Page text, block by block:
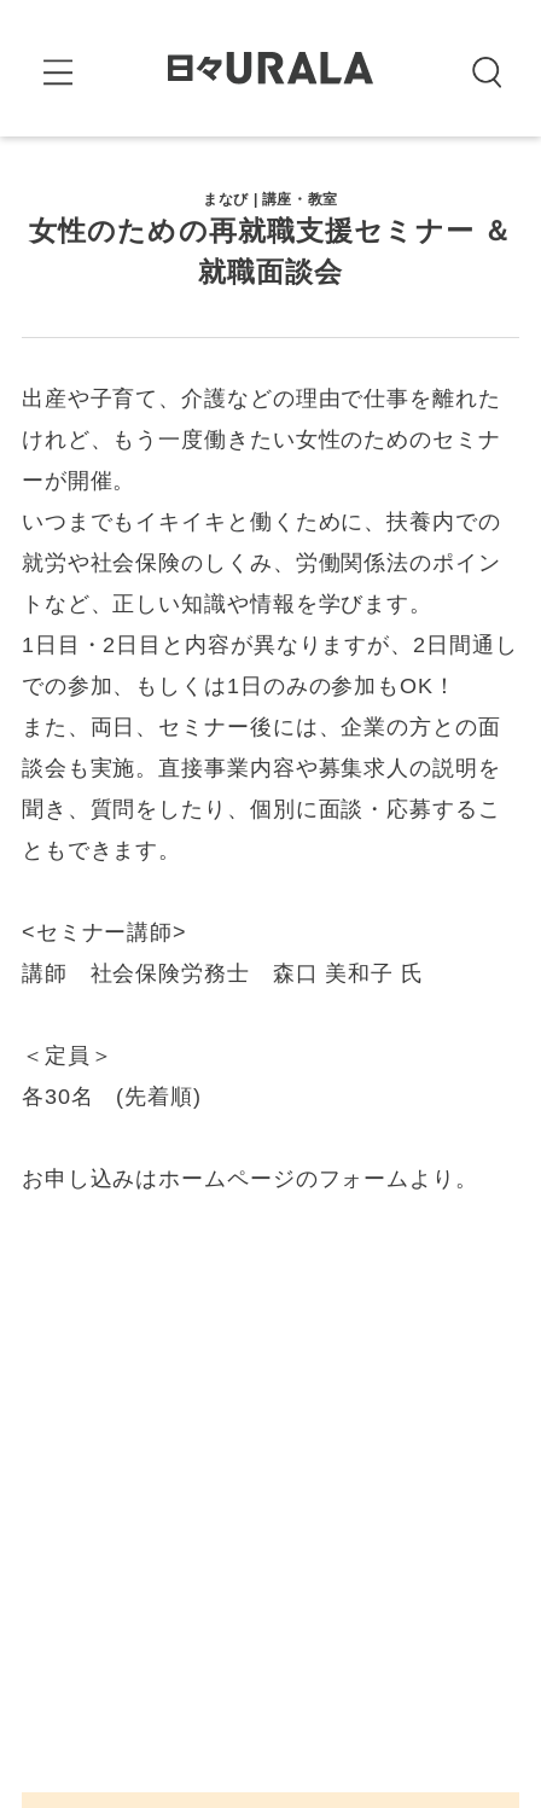
まなび | 講座・教室
女性のための再就職支援セミナー ＆
就職面談会
出産や子育て、介護などの理由で仕事を離れた
けれど、もう一度働きたい女性のためのセミナ
ーが開催。
いつまでもイキイキと働くために、扶養内での
就労や社会保険のしくみ、労働関係法のポイン
トなど、正しい知識や情報を学びます。
1日目・2日目と内容が異なりますが、2日間通し
での参加、もしくは1日のみの参加もOK！
また、両日、セミナー後には、企業の方との面
談会も実施。直接事業内容や募集求人の説明を
聞き、質問をしたり、個別に面談・応募するこ
ともできます。
<セミナー講師>
講師 社会保険労務士 森口 美和子 氏
＜定員＞
各30名 (先着順)
お申し込みはホームページのフォームより。